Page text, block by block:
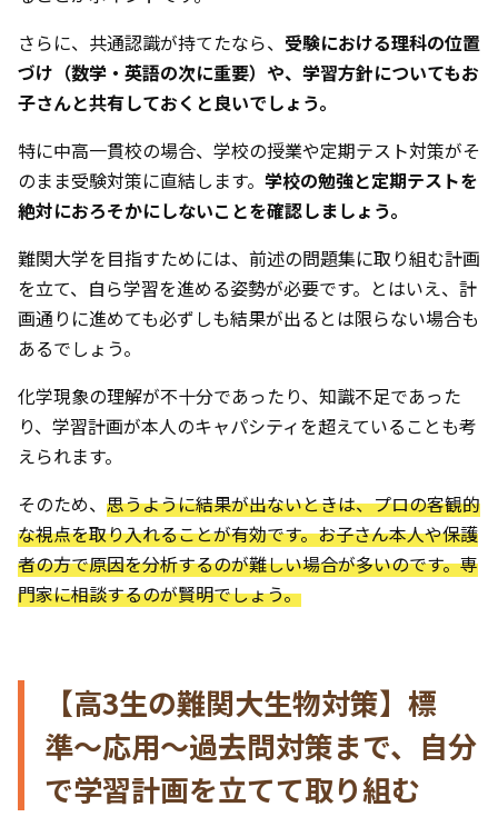
さらに、共通認識が持てたなら、 受験における理科の位置
づけ（数学・英語の次に重要）や、学習方針についてもお
子さんと共有しておくと良いでしょう。
特に中高一貫校の場合、学校の授業や定期テスト対策がそ
のまま受験対策に直結します。 学校の勉強と定期テストを
絶対におろそかにしないことを確認しましょう。
難関大学を目指すためには、前述の問題集に取り組む計画
を立て、自ら学習を進める姿勢が必要です。とはいえ、計
画通りに進めても必ずしも結果が出るとは限らない場合も
あるでしょう。
化学現象の理解が不十分であったり、知識不足であった
り、学習計画が本人のキャパシティを超えていることも考
えられます。
そのため、 思うように結果が出ないときは、プロの客観的
な視点を取り入れることが有効です。お子さん本人や保護
者の方で原因を分析するのが難しい場合が多いのです。専
門家に相談するのが賢明でしょう。
【高3生の難関大生物対策】標
準〜応用〜過去問対策まで、自分
で学習計画を立てて取り組む